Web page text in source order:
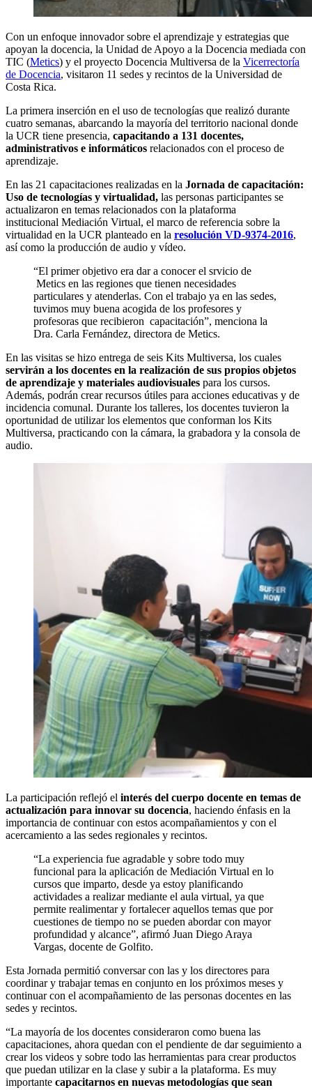
Con un enfoque innovador sobre el aprendizaje y estrategias que
apoyan la docencia, la Unidad de Apoyo a la Docencia mediada con
TIC (Metics) y el proyecto Docencia Multiversa de la Vicerrectoría
de Docencia, visitaron 11 sedes y recintos de la Universidad de
Costa Rica.
La primera inserción en el uso de tecnologías que realizó durante
cuatro semanas, abarcando la mayoría del territorio nacional donde
la UCR tiene presencia, capacitando a 131 docentes,
administrativos e informáticos relacionados con el proceso de
aprendizaje.
En las 21 capacitaciones realizadas en la Jornada de capacitación:
Uso de tecnologías y virtualidad, las personas participantes se
actualizaron en temas relacionados con la plataforma
institucional Mediación Virtual, el marco de referencia sobre la
virtualidad en la UCR planteado en la resolución VD-9374-2016,
así como la producción de audio y vídeo.
“El primer objetivo era dar a conocer el srvicio de
Metics en las regiones que tienen necesidades
particulares y atenderlas. Con el trabajo ya en las sedes,
tuvimos muy buena acogida de los profesores y
profesoras que recibieron capacitación”, menciona la
Dra. Carla Fernández, directora de Metics.
En las visitas se hizo entrega de seis Kits Multiversa, los cuales
servirán a los docentes en la realización de sus propios objetos
de aprendizaje y materiales audiovisuales para los cursos.
Además, podrán crear recursos útiles para acciones educativas y de
incidencia comunal. Durante los talleres, los docentes tuvieron la
oportunidad de utilizar los elementos que conforman los Kits
Multiversa, practicando con la cámara, la grabadora y la consola de
audio.
La participación reflejó el interés del cuerpo docente en temas de
actualización para innovar su docencia, haciendo énfasis en la
importancia de continuar con estos acompañamientos y con el
acercamiento a las sedes regionales y recintos.
“La experiencia fue agradable y sobre todo muy
funcional para la aplicación de Mediación Virtual en lo
cursos que imparto, desde ya estoy planificando
actividades a realizar mediante el aula virtual, ya que
permite realimentar y fortalecer aquellos temas que por
cuestiones de tiempo no se pueden abordar con mayor
profundidad y alcance”, afirmó Juan Diego Araya
Vargas, docente de Golfito.
Esta Jornada permitió conversar con las y los directores para
coordinar y trabajar temas en conjunto en los próximos meses y
continuar con el acompañamiento de las personas docentes en las
sedes y recintos.
“La mayoría de los docentes consideraron como buena las
capacitaciones, ahora quedan con el pendiente de dar seguimiento a
crear los videos y sobre todo las herramientas para crear productos
que puedan utilizar en la clase y subir a la plataforma. Es muy
importante capacitarnos en nuevas metodologías que sean